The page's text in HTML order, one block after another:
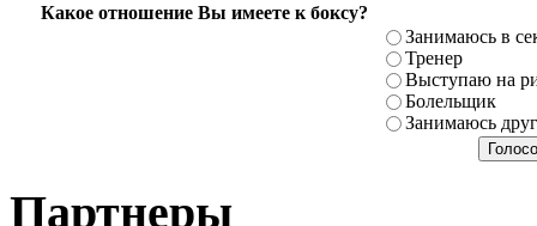
Какое отношение Вы имеете к боксу?
Занимаюсь в
Тренер
Выступаю на
Болельщик
Занимаюсь
Партнеры